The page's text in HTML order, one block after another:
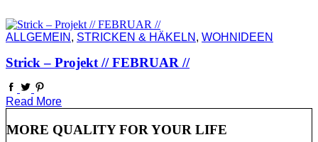
ALLGEMEIN , STRICKEN & HÄKELN , WOHNIDEEN
Strick – Projekt // FEBRUAR //
Read More
MORE QUALITY FOR YOUR LIFE